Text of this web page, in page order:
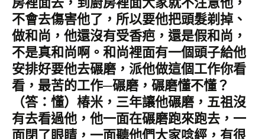
不會去傷害他了，所以要他把頭髮剃掉、
做和尚，他還沒有受香疤，還是假和尚，
不是真和尚啊。和尚裡面有一個頭子給他
安排好要他去碾磨，派他做這個工作你看
看，最苦的工作─碾磨，碾磨懂不懂？
（答：懂）椿米，三年讓他碾磨，五祖沒
有去看過他，他一面在碾磨跑來跑去，一
面閉了眼睛，一面聽他們大家唸經，有很